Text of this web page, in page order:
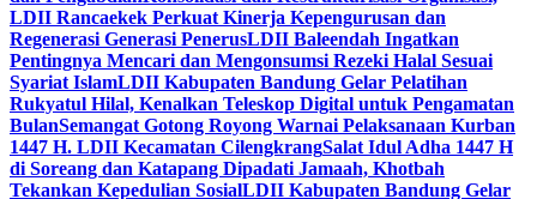
LDII Rancaekek Perkuat Kinerja Kepengurusan dan
Regenerasi Generasi PenerusLDII Baleendah Ingatkan
Pentingnya Mencari dan Mengonsumsi Rezeki Halal Sesuai
Syariat IslamLDII Kabupaten Bandung Gelar Pelatihan
Rukyatul Hilal, Kenalkan Teleskop Digital untuk Pengamatan
BulanSemangat Gotong Royong Warnai Pelaksanaan Kurban
1447 H. LDII Kecamatan CilengkrangSalat Idul Adha 1447 H
di Soreang dan Katapang Dipadati Jamaah, Khotbah
Tekankan Kepedulian SosialLDII Kabupaten Bandung Gelar